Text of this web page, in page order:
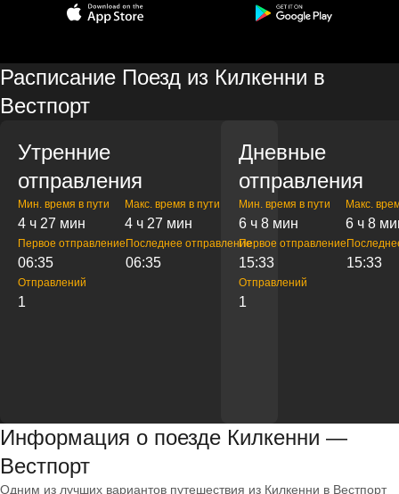
Расписание Поезд из Килкенни в
Вестпорт
Утренние
отправления
Мин. время в пути
4 ч 27 мин
Макс. время в пути
4 ч 27 мин
Первое отправление
06:35
Последнее отправление
06:35
Отправлений
1
Дневные
отправления
Мин. время в пути
6 ч 8 мин
Макс.
6 ч 8
Первое отправление
15:33 15:33
Отправлений
1
Информация о поезде Килкенни —
Вестпорт
Одним из лучших вариантов путешествия из Килкенни в Вестпорт